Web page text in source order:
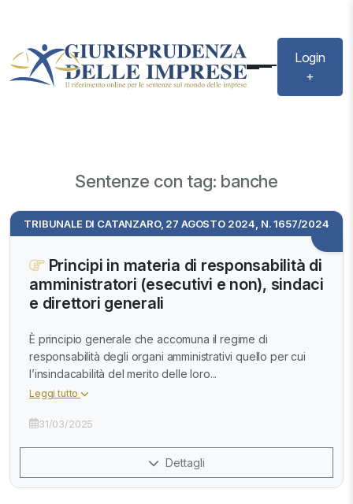
Login
+
Sentenze con tag: banche
TRIBUNALE DI CATANZARO, 27 AGOSTO 2024, N. 1657/2024
Principi in materia di responsabilità di
amministratori (esecutivi e non), sindaci
e direttori generali
È principio generale che accomuna il regime di
responsabilità degli organi amministrativi quello per cui
l’insindacabilità del merito delle loro...
Leggi tutto
31/03/2025
Dettagli